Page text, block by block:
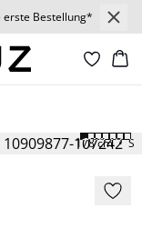
erste Bestellung*
178 cm • S